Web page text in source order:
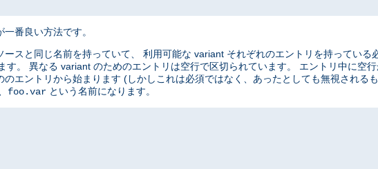
番良い方法です。
ースと同じ名前を持っていて、 利用可能な variant それぞれのエントリを持っている
。 異なる variant のためのエントリは空行で区切られています。 エントリ中に空
エントリから始まります (しかしこれは必須ではなく、あったとしても無視される
foo.var という名前になります。